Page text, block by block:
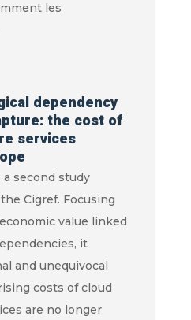
les
dependency
the cost of
services
second study
Cigref. Focusing
value linked
it
and unequivocal
costs of cloud
are no longer